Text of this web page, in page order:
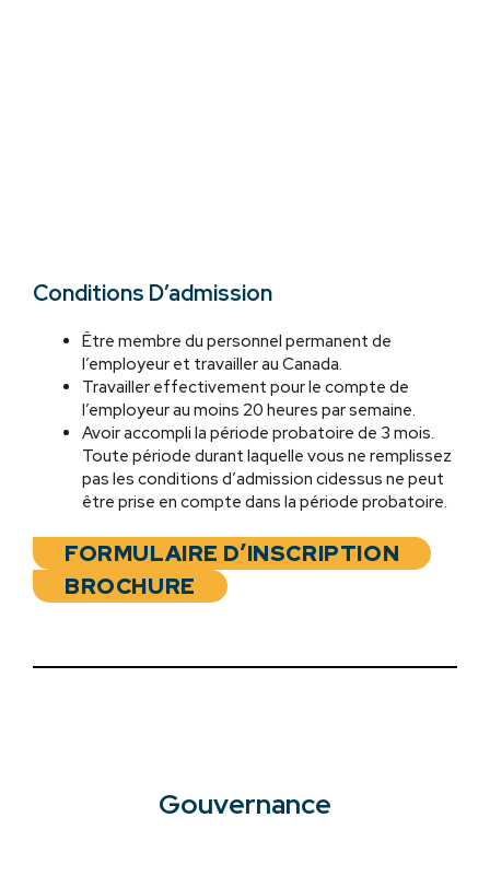
Conditions D’admission
Être membre du personnel permanent de
l’employeur et travailler au Canada.
Travailler effectivement pour le compte de
l’employeur au moins 20 heures par semaine.
Avoir accompli la période probatoire de 3 mois.
Toute période durant laquelle vous ne remplissez
pas les conditions d’admission cidessus ne peut
être prise en compte dans la période probatoire.
FORMULAIRE D’INSCRIPTION
BROCHURE
Gouvernance